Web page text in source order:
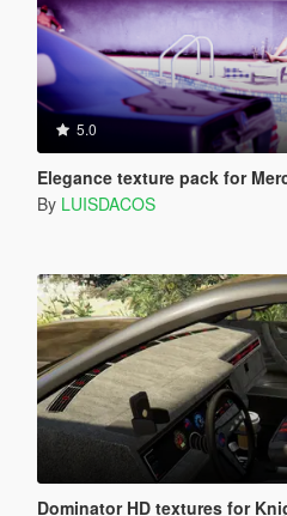
5.0
Elegance texture pack for
By LUISDACOS
Dominator HD textures for